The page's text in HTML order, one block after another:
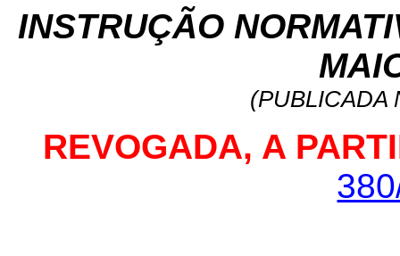
INSTRUÇÃO
(PUBLICADA
REVOGADA, A